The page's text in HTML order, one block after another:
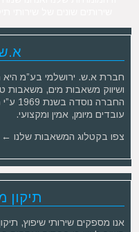
חברת א.ש. ירושלמי בע”מ היא
ושיווק משאבות מים, משאבות
עובדים מיומן, אמין ומקצועי.
צפו בקטלוג המשאבות שלנו ←
תיקון
אנו מספקים שירותי שיפוץ,